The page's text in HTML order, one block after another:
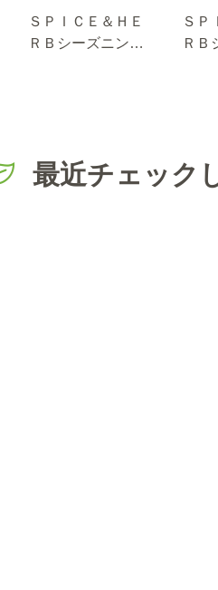
ＳＰＩＣＥ＆ＨＥ
ＲＢシーズニン
ＳＰ
ＲＢ
最近チェック